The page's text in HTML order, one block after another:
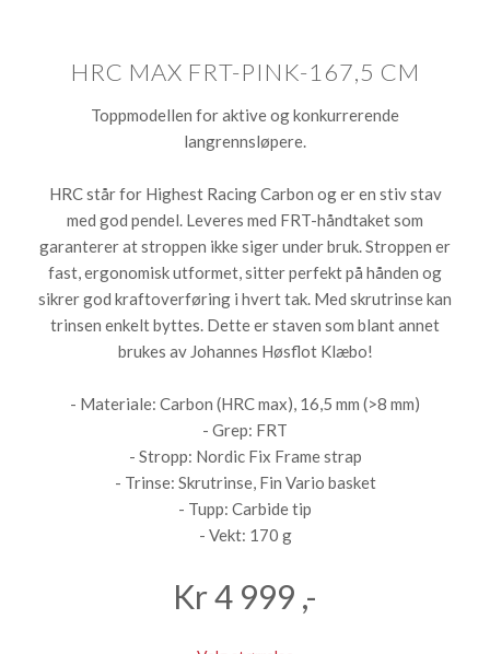
HRC MAX FRT-PINK-167,5 CM
Toppmodellen for aktive og konkurrerende
langrennsløpere.
HRC står for Highest Racing Carbon og er en stiv stav
med god pendel. Leveres med FRT-håndtaket som
garanterer at stroppen ikke siger under bruk. Stroppen er
fast, ergonomisk utformet, sitter perfekt på hånden og
sikrer god kraftoverføring i hvert tak. Med skrutrinse kan
trinsen enkelt byttes. Dette er staven som blant annet
brukes av Johannes Høsflot Klæbo!
- Materiale: Carbon (HRC max), 16,5 mm (>8 mm)
- Grep: FRT
- Stropp: Nordic Fix Frame strap
- Trinse: Skrutrinse, Fin Vario basket
- Tupp: Carbide tip
- Vekt: 170 g
Kr4 999 ,-